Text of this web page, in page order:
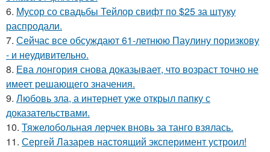
6. Мусор со свадьбы Тейлор свифт по $25 за штуку
распродали.
7. Сейчас все обсуждают 61-летнюю Паулину поризкову
- и неудивительно.
8. Ева лонгория снова доказывает, что возраст точно не
имеет решающего значения.
9. Любовь зла, а интернет уже открыл папку с
доказательствами.
10. Тяжелобольная лерчек вновь за танго взялась.
11. Сергей Лазарев настоящий эксперимент устроил!